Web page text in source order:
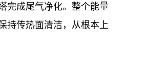
完成尾气净化。整个能量
持传热面清洁，从根本上